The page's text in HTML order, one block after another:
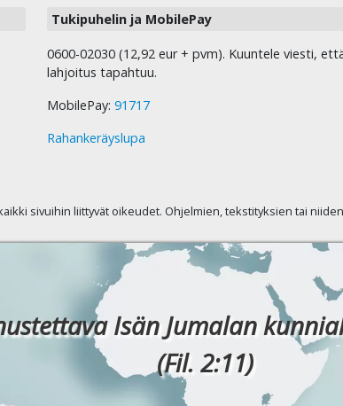
Tukipuhelin ja MobilePay
0600-02030 (12,92 eur + pvm). Kuuntele viesti,
lahjoitus tapahtuu.
MobilePay: 91717
Rahankeräyslupa
sivuihin liittyvät oikeudet. Ohjelmien, tekstityksien tai
Isän Jumalan
(Fil. 2:11)